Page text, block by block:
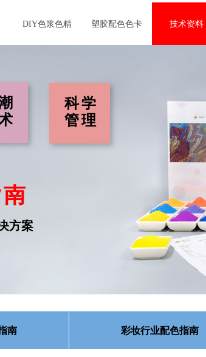
DIY色浆色精 塑胶配色色卡 技术资料
南 彩妆行业配色指南
科学
管理
方案